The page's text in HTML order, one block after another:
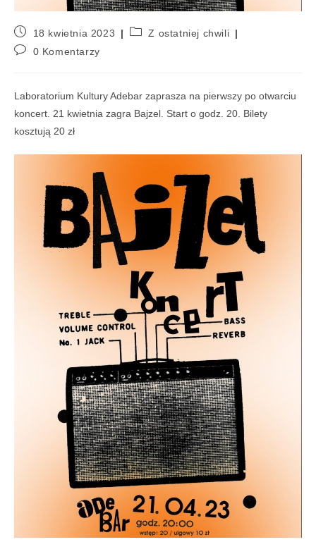
18 kwietnia 2023
Z ostatniej chwili
0 Komentarzy
Laboratorium Kultury Adebar zaprasza na pierwszy po otwarciu
koncert. 21 kwietnia zagra Bajzel. Start o godz. 20. Bilety
kosztują 20 zł